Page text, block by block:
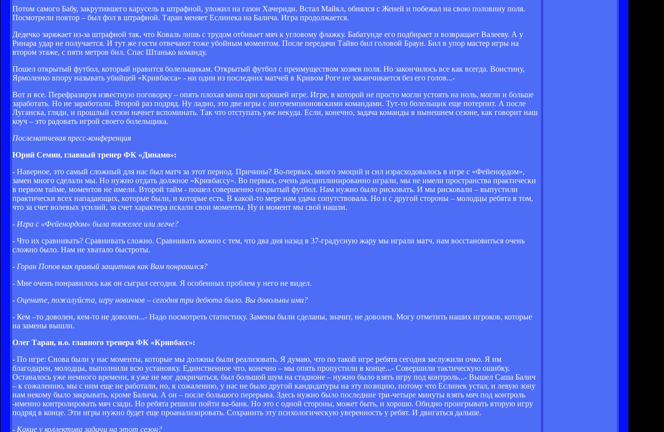
Потом самого Бабу, закрутившего карусель в штрафной, уложил на газон Хачериди. Встал Майкл, обнялся с Женей и побежал на свою половину поля.
Посмотрели повтор – был фол в штрафной. Таран меняет Еслинека на Балича. Игра продолжается.
Дедечко заряжает из-за штрафной так, что Коваль лишь с трудом отбивает мяч к угловому флажку. Бабатунде его подбирает и возвращает Валееву. А у
Ринара удар не получается. И тут же гости отвечают тоже убойным моментом. После передачи Тайво бил головой Браун. Бил в упор мастер игры на
втором этаже, с пяти метров бил. Спас Штанько команду.
Пошел открытый футбол, который нравится болельщикам. Открытый футбол с преимуществом хозяев поля. Но закончилось все как всегда. Воистину,
Ярмоленко впору называть убийцей «Кривбасса» - ни один из последних матчей в Кривом Роге не заканчивается без его голов...-
Вот и все. Перефразируя известную поговорку – опять плохая мина при хорошей игре. Игре, в которой не просто могли устоять на ноль, могли и больше
заработать. Но не заработали. Второй раз подряд. Ну ладно, это две игры с лигочемпионовскими командами. Тут-то болельщик еще потерпит. А после
Луганска, гляди, и прошлый сезон начнет вспоминать. Так что отступать уже некуда. Если, конечно, задача команды в нынешнем сезоне, как говорит наш
коуч – это радовать игрой своего болельщика.
Послематчевая пресс-конференция
Юрий Семин, главный тренер ФК «Динамо»:
- Наверное, это самый сложный для нас был матч за этот период. Причины? Во-первых, много эмоций и сил израсходовалось в игре с «Фейенордом»,
замен много сделали мы. Но нужно отдать должное «Кривбассу». Во первых, очень дисциплинированно играли, мы не имели пространства практически
в первом тайме, моментов не имели. Второй тайм - пошел совершенно открытый футбол. Нам нужно было рисковать. И мы рисковали – выпустили
практически всех нападающих, которые были, и которые есть. В какой-то мере нам удача сопутствовала. Но и с другой стороны – молодцы ребята в том,
что за счет волевых усилий, за счет характера искали свои моменты. Ну и момент мы свой нашли.
- Игра с «Фейенордом» была тяжелее или легче?
- Что их сравнивать? Сравнивать сложно. Сравнивать можно с тем, что два дня назад в 37-градусную жару мы играли матч, нам восстановиться очень
сложно было. Нам не хватало быстроты.
- Горан Попов как правый защитник как Вам понравился?
- Мне очень понравилось как он сыграл сегодня. Я особенных проблем у него не видел.
- Оцените, пожалуйста, игру новичков – сегодня три дебюта было. Вы довольны ими?
- Кем –то доволен, кем-то не доволен...- Надо посмотреть статистику. Замены были сделаны, значит, не доволен. Могу отметить наших игроков, которые
на замены вышли.
Олег Таран, и.о. главного тренера ФК «Кривбасс»:
- По игре: Снова были у нас моменты, которые мы должны были реализовать. Я думаю, что по такой игре ребята сегодня заслужили очко. Я им
благодарен, молодцы, выполнили всю установку. Единственное что, конечно – мы опять пропустили в конце...- Совершили тактическую ошибку.
Оставалось уже немного времени, я уже не мог докричаться, был большой шум на стадионе – нужно было взять игру под контроль...- Вышел Саша Балич
– к сожалению, мы с ним еще не работали, но, к сожалению, у нас не было другой кандидатуры на эту позицию, потому что Еслинек устал, и левую зону
нам некому было закрывать, кроме Балича. А он – после большого перерыва. Здесь нужно было последние три-четыре минуты взять мяч под контроль
-именно контролировать мяч сзади. Но ребята решили пойти ва-банк. Но это с одной стороны, может быть, и хорошо. Обидно проигрывать вторую игру
подряд в конце. Эти игры нужно будет еще проанализировать. Сохранить эту психологическую уверенность у ребят. И двигаться дальше.
- Какие у коллектива задачи на этот сезон?